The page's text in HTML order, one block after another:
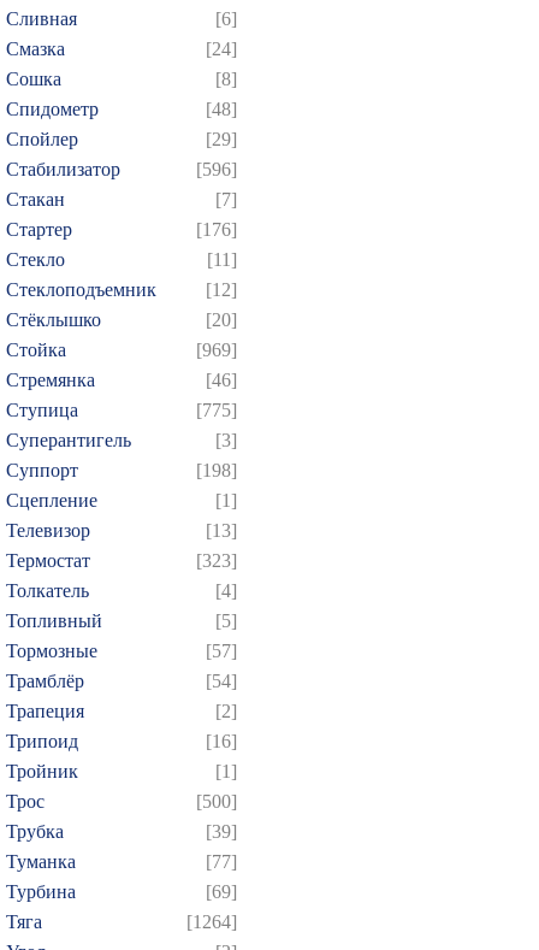
Сливная
[6]
Смазка
[24]
Сошка
[8]
Спидометр
[48]
Спойлер
[29]
Стабилизатор
[596]
Стакан
[7]
Стартер
[176]
Стекло
[11]
Стеклоподъемник
[12]
Стёклышко
[20]
Стойка
[969]
Стремянка
[46]
Ступица
[775]
Суперантигель
[3]
Суппорт
[198]
Сцепление
[1]
Телевизор
[13]
Термостат
[323]
Толкатель
[4]
Топливный
[5]
Тормозные
[57]
Трамблёр
[54]
Трапеция
[2]
Трипоид
[16]
Тройник
[1]
Трос
[500]
Трубка
[39]
Туманка
[77]
Турбина
[69]
Тяга
[1264]